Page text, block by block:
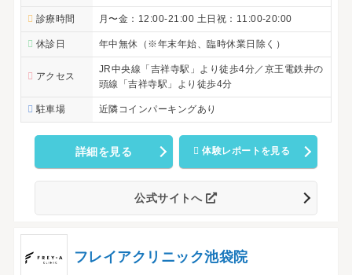
診療時間 月〜金：12:00-21:00 土日祝：11:00-20:00
休診日 年中無休（※年末年始、臨時休業日除く）
アクセス
JR中央線「吉祥寺駅」より徒歩4分／京王電鉄井の
頭線「吉祥寺駅」より徒歩4分
駐車場 近隣コインパーキングあり
詳細を見る 体験レポートを見る
公式サイトへ
フレイアクリニック池袋院